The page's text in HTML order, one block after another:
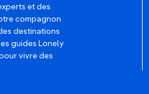
et des
compagnon
destinations
guides Lonely
vivre des